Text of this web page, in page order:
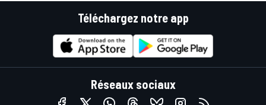
Téléchargez notre app
Réseaux sociaux